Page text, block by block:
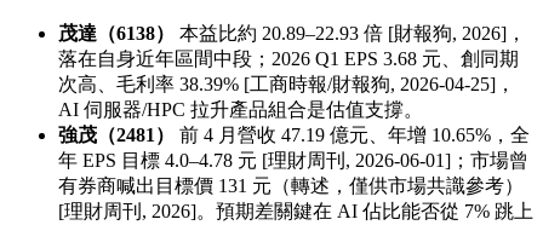
茂達（6138）
本益比約 20.89–22.93 倍 [財報狗, 2026]，
落在自身近年區間中段；2026 Q1 EPS 3.68 元、創同期
次高、毛利率 38.39% [工商時報/財報狗, 2026-04-25]，
AI 伺服器/HPC 拉升產品組合是估值支撐。
強茂（2481）
前 4 月營收 47.19 億元、年增 10.65%，全
年 EPS 目標 4.0–4.78 元 [理財周刊, 2026-06-01]；市場曾
有券商喊出目標價 131 元（轉述，僅供市場共識參考）
[理財周刊, 2026]。預期差關鍵在 AI 佔比能否從 7% 跳上